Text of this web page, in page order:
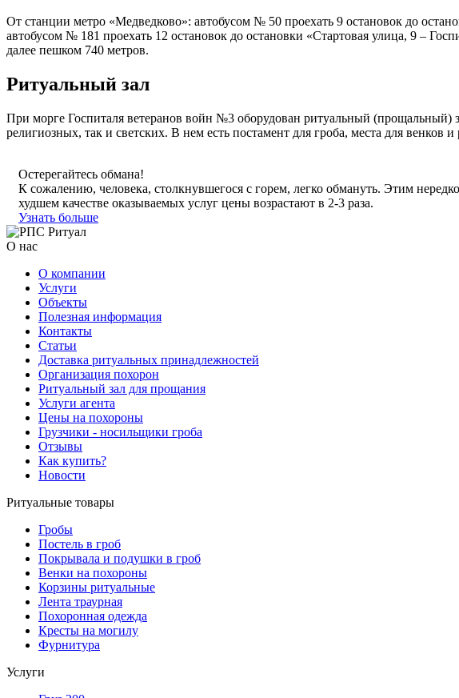
От станции метро «Медведково»: автобусом № 50 проехать 9 остановок до
автобусом № 181 проехать 12 остановок до остановки «Стартовая улица, 9 –
далее пешком 740 метров.
Ритуальный зал
При морге Госпиталя ветеранов войн №3 оборудован ритуальный (прощальный)
религиозных, так и светских. В нем есть постамент для гроба, места для
Остерегайтесь обмана!
К сожалению, человека, столкнувшегося с горем, легко обмануть. Этим
худшем качестве оказываемых услуг цены возрастают в 2-3 раза.
Узнать больше
О нас
О компании
Услуги
Объекты
Полезная информация
Контакты
Статьи
Доставка ритуальных принадлежностей
Организация похорон
Ритуальный зал для прощания
Услуги агента
Цены на похороны
Грузчики - носильщики гроба
Отзывы
Как купить?
Новости
Ритуальные товары
Гробы
Постель в гроб
Покрывала и подушки в гроб
Венки на похороны
Корзины ритуальные
Лента траурная
Похоронная одежда
Кресты на могилу
Фурнитура
Услуги